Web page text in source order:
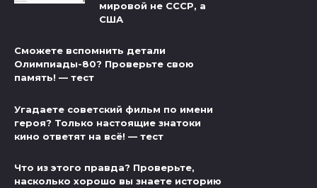
мировой не СССР, а
США
Сможете вспомнить детали
Олимпиады-80? Проверьте свою
память! — тест
Угадаете советский фильм по имени
героя? Только настоящие знатоки
кино ответят на всё! — тест
Что из этого правда? Проверьте,
насколько хорошо вы знаете историю